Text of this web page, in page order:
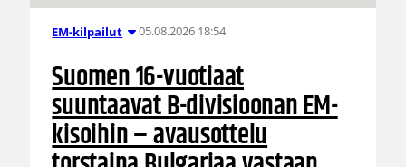
EM-kilpailut 05.08.2026 18:54
Suomen 16-vuotiaat
suuntaavat B-divisioonan EM-
kisoihin – avausottelu